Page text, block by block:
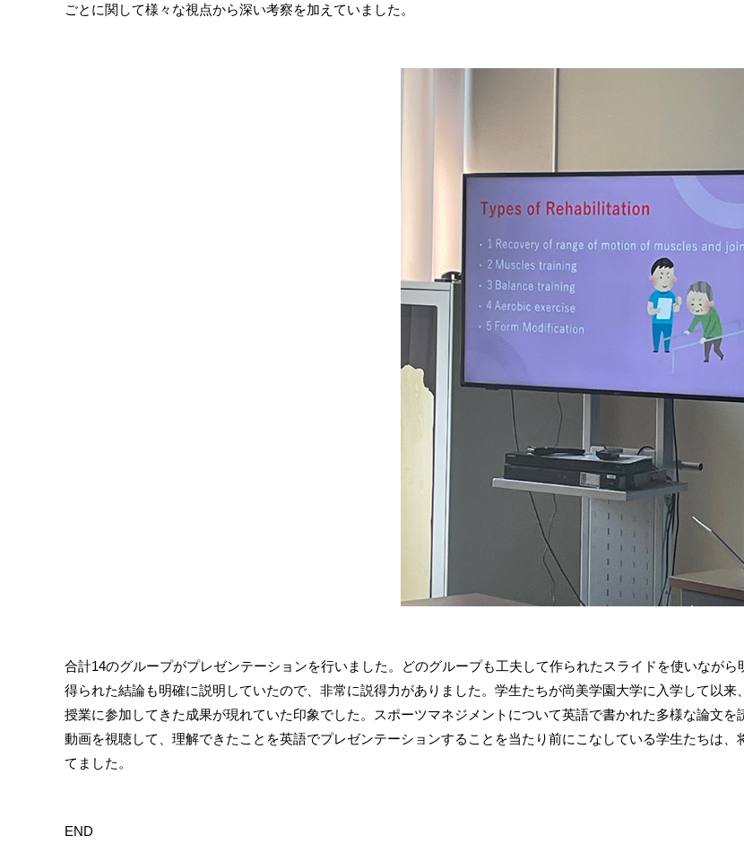
ごとに関して様々な視点から深い考察を加えていました。
合計14のグループがプレゼンテーションを行いました。どのグループも工夫して作られたスライドを使いなが
得られた結論も明確に説明していたので、非常に説得力がありました。学生たちが尚美学園大学に入学して以
授業に参加してきた成果が現れていた印象でした。スポーツマネジメントについて英語で書かれた多様な論文
動画を視聴して、理解できたことを英語でプレゼンテーションすることを当たり前にこなしている学生たちは
てました。
END